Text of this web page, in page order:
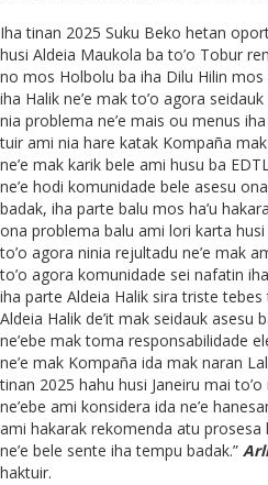
Iha tinan 2025 Suku Beko hetan
husi Aldeia Maukola ba to’o Tobur
no mos Holbolu ba iha Dilu Hilin
iha Halik ne’e mak to’o agora
nia problema ne’e mais ou menus
tuir ami nia hare katak Kompaña
ne’e mak karik bele ami husu ba
ne’e hodi komunidade bele asesu
badak, iha parte balu mos ha’u
ona problema balu ami lori karta
to’o agora ninia rejultadu ne’e mak
to’o agora komunidade sei nafatin
iha parte Aldeia Halik sira triste tebes
Aldeia Halik de’it mak seidauk asesu
ne’ebe mak toma responsabilidade
ne’e mak Kompaña ida mak naran
tinan 2025 hahu husi Janeiru mai
ne’ebe ami konsidera ida ne’e
ami hakarak rekomenda atu
ne’e bele sente iha tempu badak.”
haktuir.